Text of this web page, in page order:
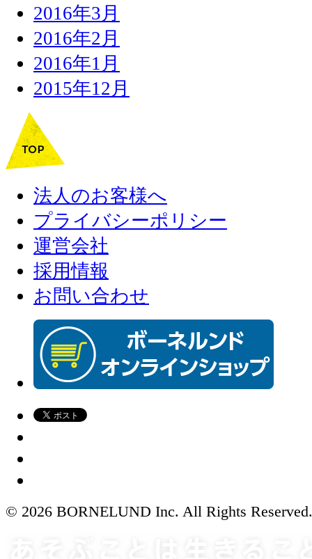
2016年3月
2016年2月
2016年1月
2015年12月
法人のお客様へ
プライバシーポリシー
運営会社
採用情報
お問い合わせ
© 2026 BORNELUND Inc. All Rights Reserved.